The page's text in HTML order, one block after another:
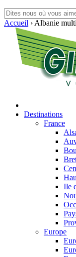
Accueil › Albanie
Destinations
France
Ile
Europe